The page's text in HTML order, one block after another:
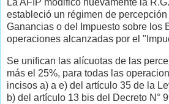
La AFIP modificó nuevamente la
estableció un régimen de
Ganancias o del Impuesto sobre los
operaciones alcanzadas por el
Se unifican las alícuotas de las
más el 25%, para todas las
incisos a) a e) del artículo 35 de la
b) del artículo 13 bis del Decreto N°